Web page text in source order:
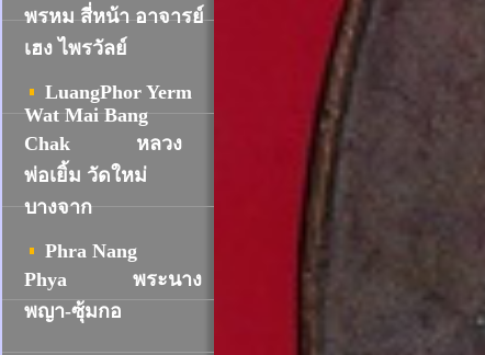
พรหม สี่หน้า อาจารย์
เฮง ไพรวัลย์
LuangPhor Yerm
Wat Mai Bang
Chak
หลวง
พ่อเยิ้ม วัดใหม่
บางจาก
Phra Nang
Phya
พระนาง
พญา-ซุ้มกอ